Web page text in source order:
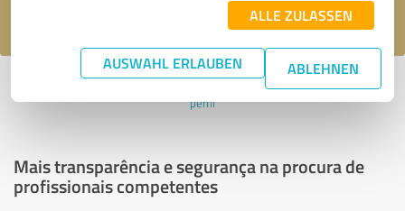
ALLE ZULASSEN
AUSWAHL ERLAUBEN ABLEHNEN
Última atualização: 20.10.2021|Denunciar
perfil
Mais transparência e segurança na procura de
profissionais competentes